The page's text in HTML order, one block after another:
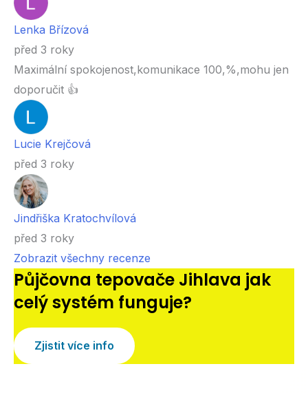
Lenka Břízová
před 3 roky
Maximální spokojenost,komunikace 100,%,mohu jen
doporučit 👍
Lucie Krejčová
před 3 roky
Jindřiška Kratochvílová
před 3 roky
Zobrazit všechny recenze
Půjčovna tepovače Jihlava jak
celý systém funguje?
Zjistit více info